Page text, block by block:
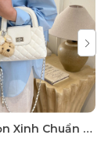
Túi Mini Gọn Xinh Chuẩn Gu - tt260518